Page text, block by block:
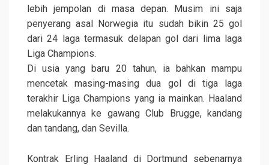
lebih jempolan di masa depan. Musim ini saja
penyerang asal Norwegia itu sudah bikin 25 gol
dari 24 laga termasuk delapan gol dari lima laga
Liga Champions.
Di usia yang baru 20 tahun, ia bahkan mampu
mencetak masing-masing dua gol di tiga laga
terakhir Liga Champions yang ia mainkan. Haaland
melakukannya ke gawang Club Brugge, kandang
dan tandang, dan Sevilla.
Kontrak Erling Haaland di Dortmund sebenarnya